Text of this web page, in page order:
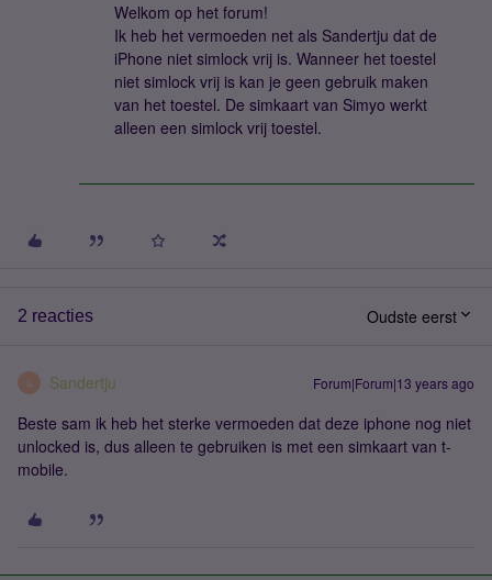
Welkom op het forum!
Ik heb het vermoeden net als Sandertju dat de
iPhone niet simlock vrij is. Wanneer het toestel
niet simlock vrij is kan je geen gebruik maken
van het toestel. De simkaart van Simyo werkt
alleen een simlock vrij toestel.
2 reacties Oudste eerst
S Sandertju Forum|Forum|13 years ago
Beste sam ik heb het sterke vermoeden dat deze iphone nog niet
unlocked is, dus alleen te gebruiken is met een simkaart van t-
mobile.